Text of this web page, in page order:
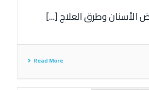
الأسنان وطرق العلاج [...]
Read More